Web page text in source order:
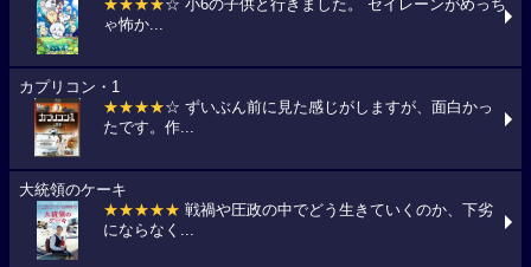
★★★★☆ 小6の子供と行きました。 セイレーンがめっち
ゃ怖か...
カプリコン・1
★★★★☆ ずいぶん前に見た感じがしますが、面白かっ
たです。作...
大統領のケーキ
★★★★★ 戦禍や圧政の中でどう生きていくのか、下劣
にならなく...